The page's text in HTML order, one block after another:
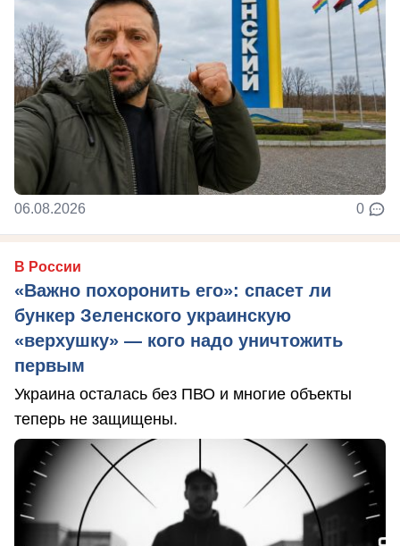
06.08.2026 0
В России
«Важно похоронить его»: спасет ли
бункер Зеленского украинскую
«верхушку» — кого надо уничтожить
первым
Украина осталась без ПВО и многие объекты
теперь не защищены.